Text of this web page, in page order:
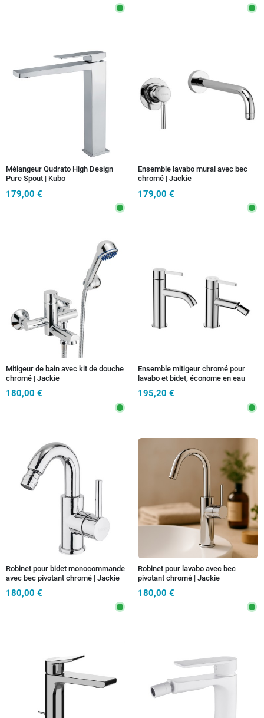
Mélangeur Qudrato High Design
Pure Spout | Kubo
179,00 €
Ensemble lavabo mural avec bec
chromé | Jackie
179,00 €
Mitigeur de bain avec kit de douche
chromé | Jackie
180,00 €
Ensemble mitigeur chromé pour
lavabo et bidet, économe en eau
195,20 €
Robinet pour bidet monocommande
avec bec pivotant chromé | Jackie
180,00 €
Robinet pour lavabo avec bec
pivotant chromé | Jackie
180,00 €